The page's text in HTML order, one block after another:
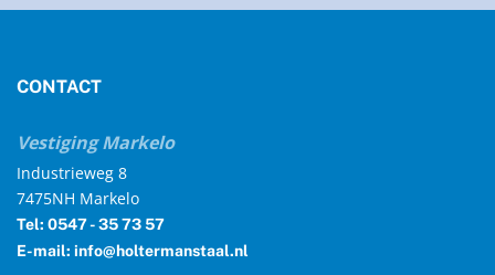
CONTACT
Vestiging Markelo
Industrieweg 8
7475NH Markelo
Tel: 0547 - 35 73 57
E-mail: info@holtermanstaal.nl